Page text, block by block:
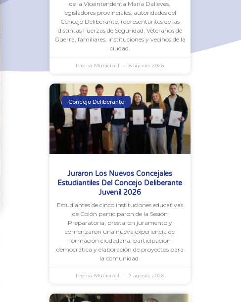
de la Viceintendenta María Dalleves,
legisladores provinciales, autoridades del
Concejo Deliberante, representantes de las
distintas Fuerzas de Seguridad, Veteranos de
Guerra, familiares, instituciones y vecinos de la
ciudad.
Prensa Municipal 8 agosto, 2026
Concejo Deliberante
Juraron Los Nuevos Concejales
Estudiantiles Del Concejo Deliberante
Juvenil 2026
Estudiantes de cinco instituciones educativas
de Colón participaron de la Sesión
Preparatoria, prestaron juramento y
comenzaron una nueva experiencia de
formación ciudadana, participación
democrática y elaboración de proyectos para
la comunidad.
Prensa Municipal 7 agosto, 2026